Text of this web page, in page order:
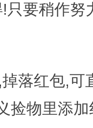
只要稍作努
落红包,可
捡物里添